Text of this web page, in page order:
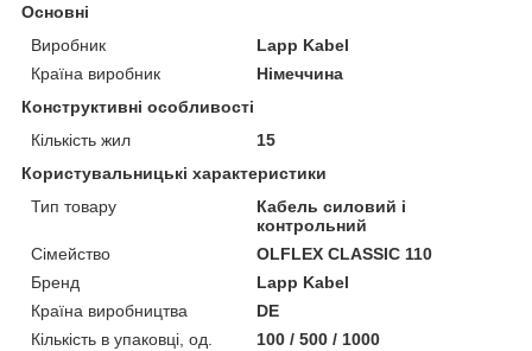
Основні
Виробник
Lapp Kabel
Країна виробник
Німеччина
Конструктивні особливості
Кількість жил
15
Користувальницькі характеристики
Тип товару
Кабель силовий і
контрольний
Сімейство
OLFLEX CLASSIC 110
Бренд
Lapp Kabel
Країна виробництва
DE
Кількість в упаковці, од.
100 / 500 / 1000